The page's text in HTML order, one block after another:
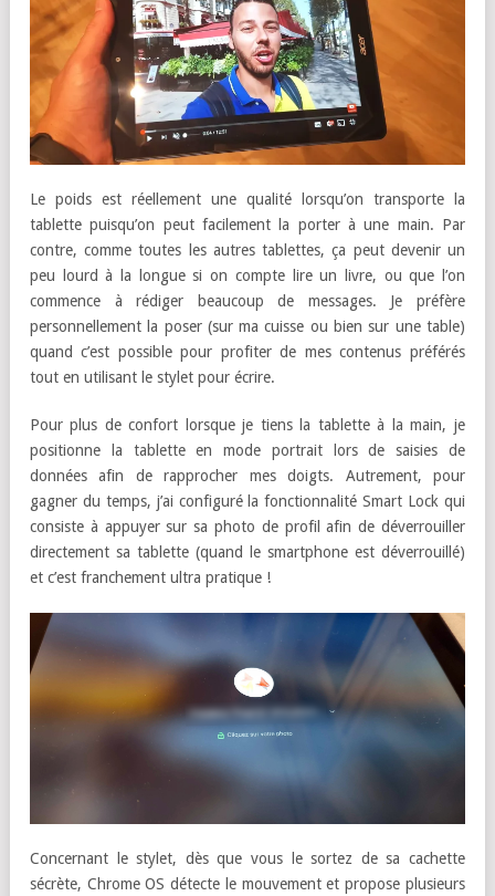
Le poids est réellement une qualité lorsqu’on transporte la
tablette puisqu’on peut facilement la porter à une main. Par
contre, comme toutes les autres tablettes, ça peut devenir un
peu lourd à la longue si on compte lire un livre, ou que l’on
commence à rédiger beaucoup de messages. Je préfère
personnellement la poser (sur ma cuisse ou bien sur une table)
quand c’est possible pour profiter de mes contenus préférés
tout en utilisant le stylet pour écrire.
Pour plus de confort lorsque je tiens la tablette à la main, je
positionne la tablette en mode portrait lors de saisies de
données afin de rapprocher mes doigts. Autrement, pour
gagner du temps, j’ai configuré la fonctionnalité Smart Lock qui
consiste à appuyer sur sa photo de profil afin de déverrouiller
directement sa tablette (quand le smartphone est déverrouillé)
et c’est franchement ultra pratique !
Concernant le stylet, dès que vous le sortez de sa cachette
sécrète, Chrome OS détecte le mouvement et propose plusieurs